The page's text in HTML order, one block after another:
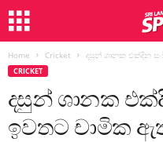
Home Cricket දසුන් ශානක එක්දින
CRICKET
දසුන් ශානක
ඉවතට චාමික